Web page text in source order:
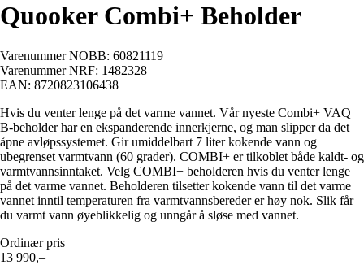
Quooker Combi+ Beholder
Varenummer NOBB: 60821119
Varenummer NRF: 1482328
EAN: 8720823106438
Hvis du venter lenge på det varme vannet. Vår nyeste Combi+ VAQ
B-beholder har en ekspanderende innerkjerne, og man slipper da det
åpne avløpssystemet. Gir umiddelbart 7 liter kokende vann og
ubegrenset varmtvann (60 grader). COMBI+ er tilkoblet både kaldt- og
varmtvannsinntaket. Velg COMBI+ beholderen hvis du venter lenge
på det varme vannet. Beholderen tilsetter kokende vann til det varme
vannet inntil temperaturen fra varmtvannsbereder er høy nok. Slik får
du varmt vann øyeblikkelig og unngår å sløse med vannet.
Ordinær pris
13 990,–